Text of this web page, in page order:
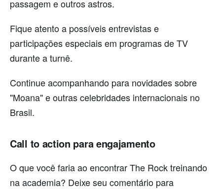
passagem e outros astros.
Fique atento a possíveis entrevistas e
participações especiais em programas de TV
durante a turnê.
Continue acompanhando para novidades sobre
"Moana" e outras celebridades internacionais no
Brasil.
Call to action para engajamento
O que você faria ao encontrar The Rock treinando
na academia? Deixe seu comentário para